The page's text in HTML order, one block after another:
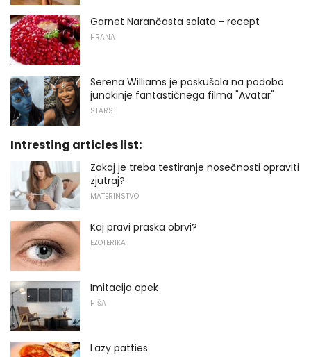
Garnet Narančasta solata - recept
HRANA
Serena Williams je poskušala na podobo
junakinje fantastičnega filma "Avatar"
STARS
Intresting articles list:
Zakaj je treba testiranje nosečnosti opraviti
zjutraj?
MATERINSTVO
Kaj pravi praska obrvi?
EZOTERIKA
Imitacija opek
HIŠA
Lazy patties